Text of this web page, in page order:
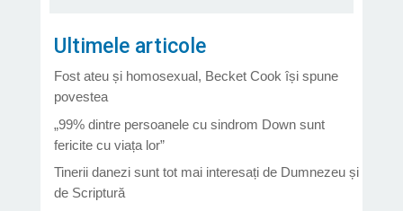
Ultimele articole
Fost ateu și homosexual, Becket Cook își spune
povestea
„99% dintre persoanele cu sindrom Down sunt
fericite cu viața lor”
Tinerii danezi sunt tot mai interesați de Dumnezeu și
de Scriptură